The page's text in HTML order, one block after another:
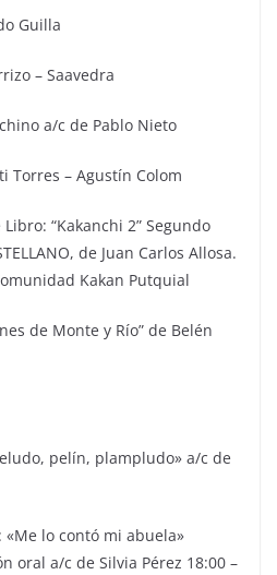
Guilla
– Saavedra
a/c de Pablo Nieto
Torres – Agustín Colom
“Kakanchi 2” Segundo
de Juan Carlos Allosa.
Kakan Putquial
de Monte y Río” de Belén
pelín, plampludo» a/c de
«Me lo contó mi abuela»
oral a/c de Silvia Pérez 18:00 –